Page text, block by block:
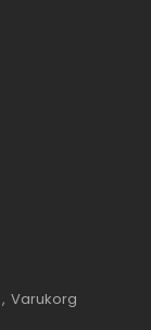
Varukorg